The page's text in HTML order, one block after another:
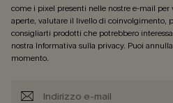
come i pixel presenti nelle nostre e-mail per
aperte, valutare il livello di coinvolgimento,
consigliarti prodotti che potrebbero
nostra Informativa sulla privacy. Puoi
momento.